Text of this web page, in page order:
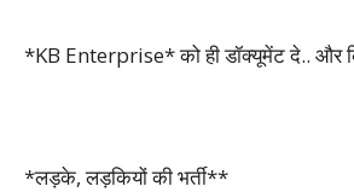
*KB Enterprise* को ही डॉक्यूमेंट दे.. और
*लड़के, लड़कियों की भर्ती**